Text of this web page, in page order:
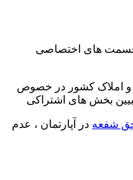
قسمت های اختصاصی
و املاک کشور در خصوص
تبیین بخش های اشتراکی
شفعه در آپارتمان ، عدم